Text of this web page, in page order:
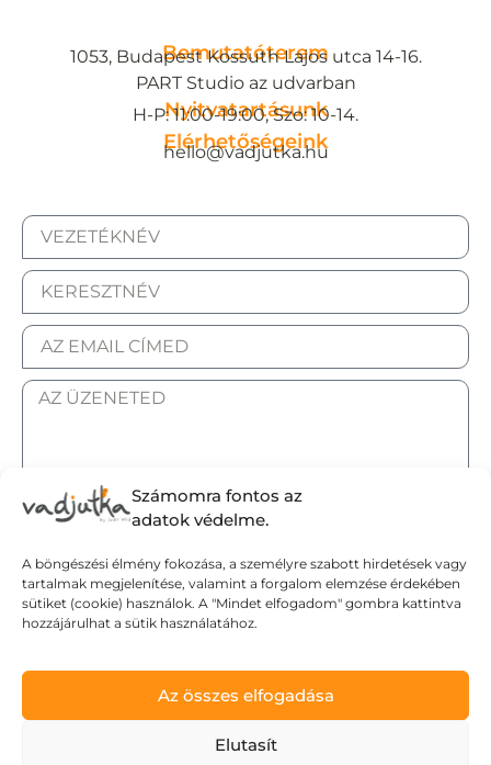
Számomra fontos az
adatok védelme.
A böngészési élmény fokozása, a személyre szabott hirdetések vagy
tartalmak megjelenítése, valamint a forgalom elemzése érdekében
sütiket (cookie) használok. A "Mindet elfogadom" gombra kattintva
hozzájárulhat a sütik használatához.
Az összes elfogadása
Elutasít
Bemutatóterem
1053, Budapest Kossuth Lajos utca 14-16.
PART Studio az udvarban
Nyitvatartásunk
H-P: 11:00-19:00, Szo: 10-14.
Elérhetőségeink
hello@vadjutka.hu
ELFOGADOM AZ ADATKEZELÉSI TÁJÉKOZTATÓT.
Elküldöm
Általános Szerződési Feltételek
Szállítási Feltételek
© Wild Judit. Minden jog fenntartva.